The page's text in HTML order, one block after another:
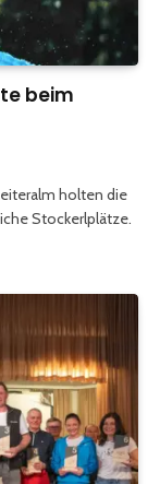
beim
holten die
Stockerlplätze.